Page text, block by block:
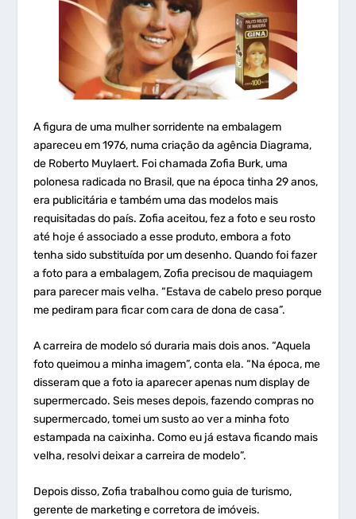
A figura de uma mulher sorridente na embalagem
apareceu em 1976, numa criação da agência Diagrama,
de Roberto Muylaert. Foi chamada Zofia Burk, uma
polonesa radicada no Brasil, que na época tinha 29 anos,
era publicitária e também uma das modelos mais
requisitadas do país. Zofia aceitou, fez a foto e seu rosto
até hoje é associado a esse produto, embora a foto
tenha sido substituída por um desenho. Quando foi fazer
a foto para a embalagem, Zofia precisou de maquiagem
para parecer mais velha. “Estava de cabelo preso porque
me pediram para ficar com cara de dona de casa”.
A carreira de modelo só duraria mais dois anos. “Aquela
foto queimou a minha imagem”, conta ela.“Na época, me
disseram que a foto ia aparecer apenas num display de
supermercado. Seis meses depois, fazendo compras no
supermercado, tomei um susto ao ver a minha foto
estampada na caixinha. Como eu já estava ficando mais
velha, resolvi deixar a carreira de modelo”.
Depois disso, Zofia trabalhou como guia de turismo,
gerente de marketing e corretora de imóveis.